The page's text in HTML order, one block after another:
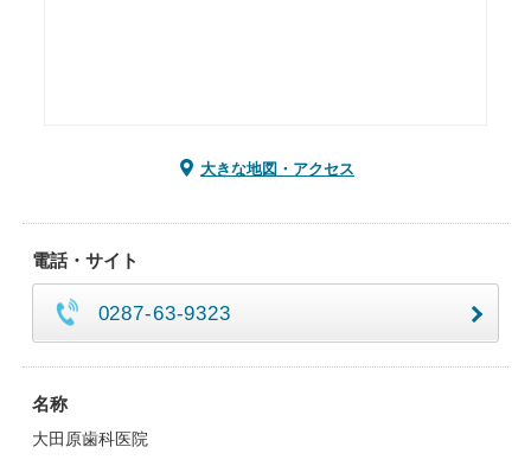
大きな地図・アクセス
電話・サイト
0287-63-9323
名称
大田原歯科医院